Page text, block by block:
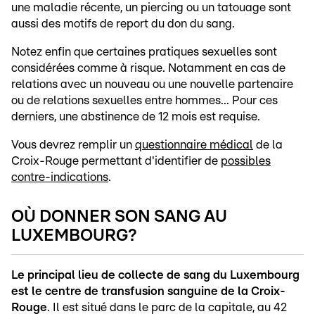
une maladie récente, un piercing ou un tatouage sont
aussi des motifs de report du don du sang.
Notez enfin que certaines pratiques sexuelles sont
considérées comme à risque. Notamment en cas de
relations avec un nouveau ou une nouvelle partenaire
ou de relations sexuelles entre hommes... Pour ces
derniers, une abstinence de 12 mois est requise.
Vous devrez remplir un questionnaire médical de la
Croix-Rouge permettant d'identifier de possibles
contre-indications.
OÙ DONNER SON SANG AU
LUXEMBOURG?
Le principal lieu de collecte de sang du Luxembourg
est le centre de transfusion sanguine de la Croix-
Rouge. Il est situé dans le parc de la capitale, au 42